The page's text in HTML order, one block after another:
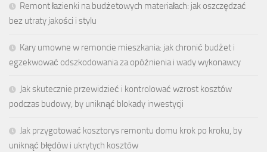
Remont łazienki na budżetowych materiałach: jak oszczędzać
bez utraty jakości i stylu
Kary umowne w remoncie mieszkania: jak chronić budżet i
egzekwować odszkodowania za opóźnienia i wady wykonawcy
Jak skutecznie przewidzieć i kontrolować wzrost kosztów
podczas budowy, by uniknąć blokady inwestycji
Jak przygotować kosztorys remontu domu krok po kroku, by
uniknąć błędów i ukrytych kosztów